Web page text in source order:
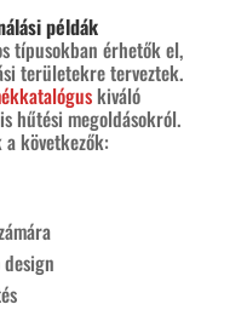
példák
típusokban érhetők el,
területekre terveztek.
kiváló
hűtési megoldásokról.
következők: